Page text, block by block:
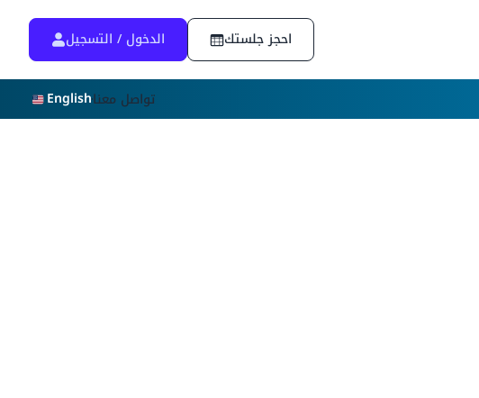
احجز جلستك الدخول / التسجيل
الرئيسية
الدورات التدريبية
الكتب
المقالات
عن الدكتور
تواصل معناEnglish